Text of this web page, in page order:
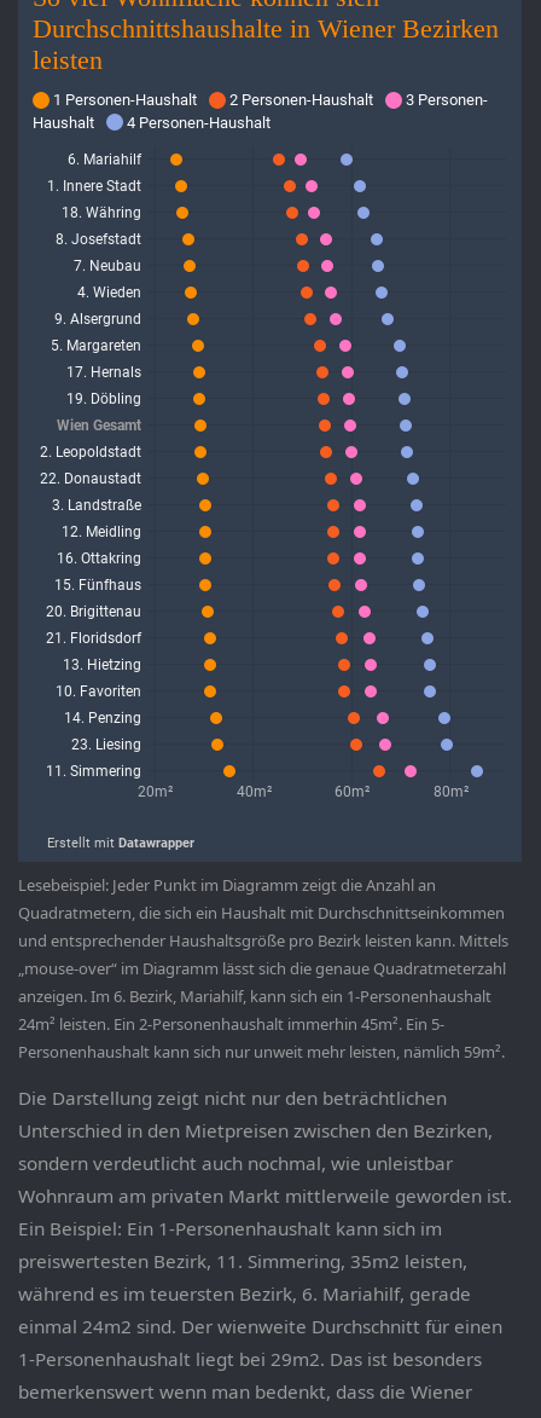
Lesebeispiel: Jeder Punkt im Diagramm zeigt die Anzahl an
Quadratmetern, die sich ein Haushalt mit Durchschnittseinkommen
und entsprechender Haushaltsgröße pro Bezirk leisten kann. Mittels
„mouse-over“ im Diagramm lässt sich die genaue Quadratmeterzahl
anzeigen. Im 6. Bezirk, Mariahilf, kann sich ein 1-Personenhaushalt
24m² leisten. Ein 2-Personenhaushalt immerhin 45m². Ein 5-
Personenhaushalt kann sich nur unweit mehr leisten, nämlich 59m².
Die Darstellung zeigt nicht nur den beträchtlichen
Unterschied in den Mietpreisen zwischen den Bezirken,
sondern verdeutlicht auch nochmal, wie unleistbar
Wohnraum am privaten Markt mittlerweile geworden ist.
Ein Beispiel: Ein 1-Personenhaushalt kann sich im
preiswertesten Bezirk, 11. Simmering, 35m2 leisten,
während es im teuersten Bezirk, 6. Mariahilf, gerade
einmal 24m2 sind. Der wienweite Durchschnitt für einen
1-Personenhaushalt liegt bei 29m2. Das ist besonders
bemerkenswert wenn man bedenkt, dass die Wiener